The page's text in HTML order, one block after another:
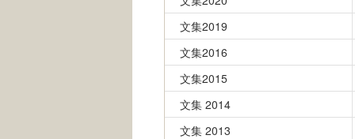
文集2019
文集2016
文集2015
文集 2014
文集 2013